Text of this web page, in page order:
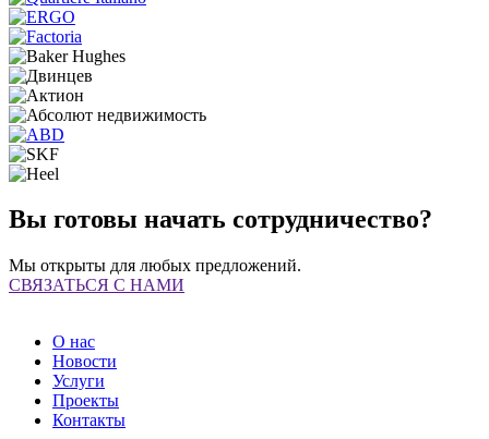
Вы готовы начать сотрудничество?
Мы открыты для любых предложений.
СВЯЗАТЬСЯ С НАМИ
О нас
Новости
Услуги
Проекты
Контакты